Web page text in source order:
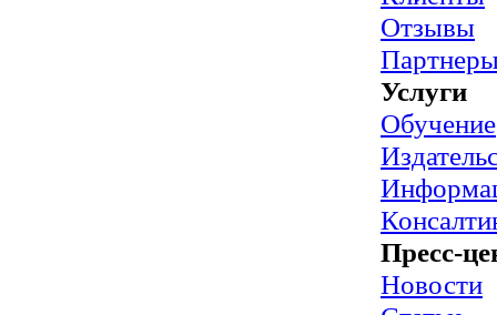
Отзывы
Услуги
Обучение
Пресс-
Новости